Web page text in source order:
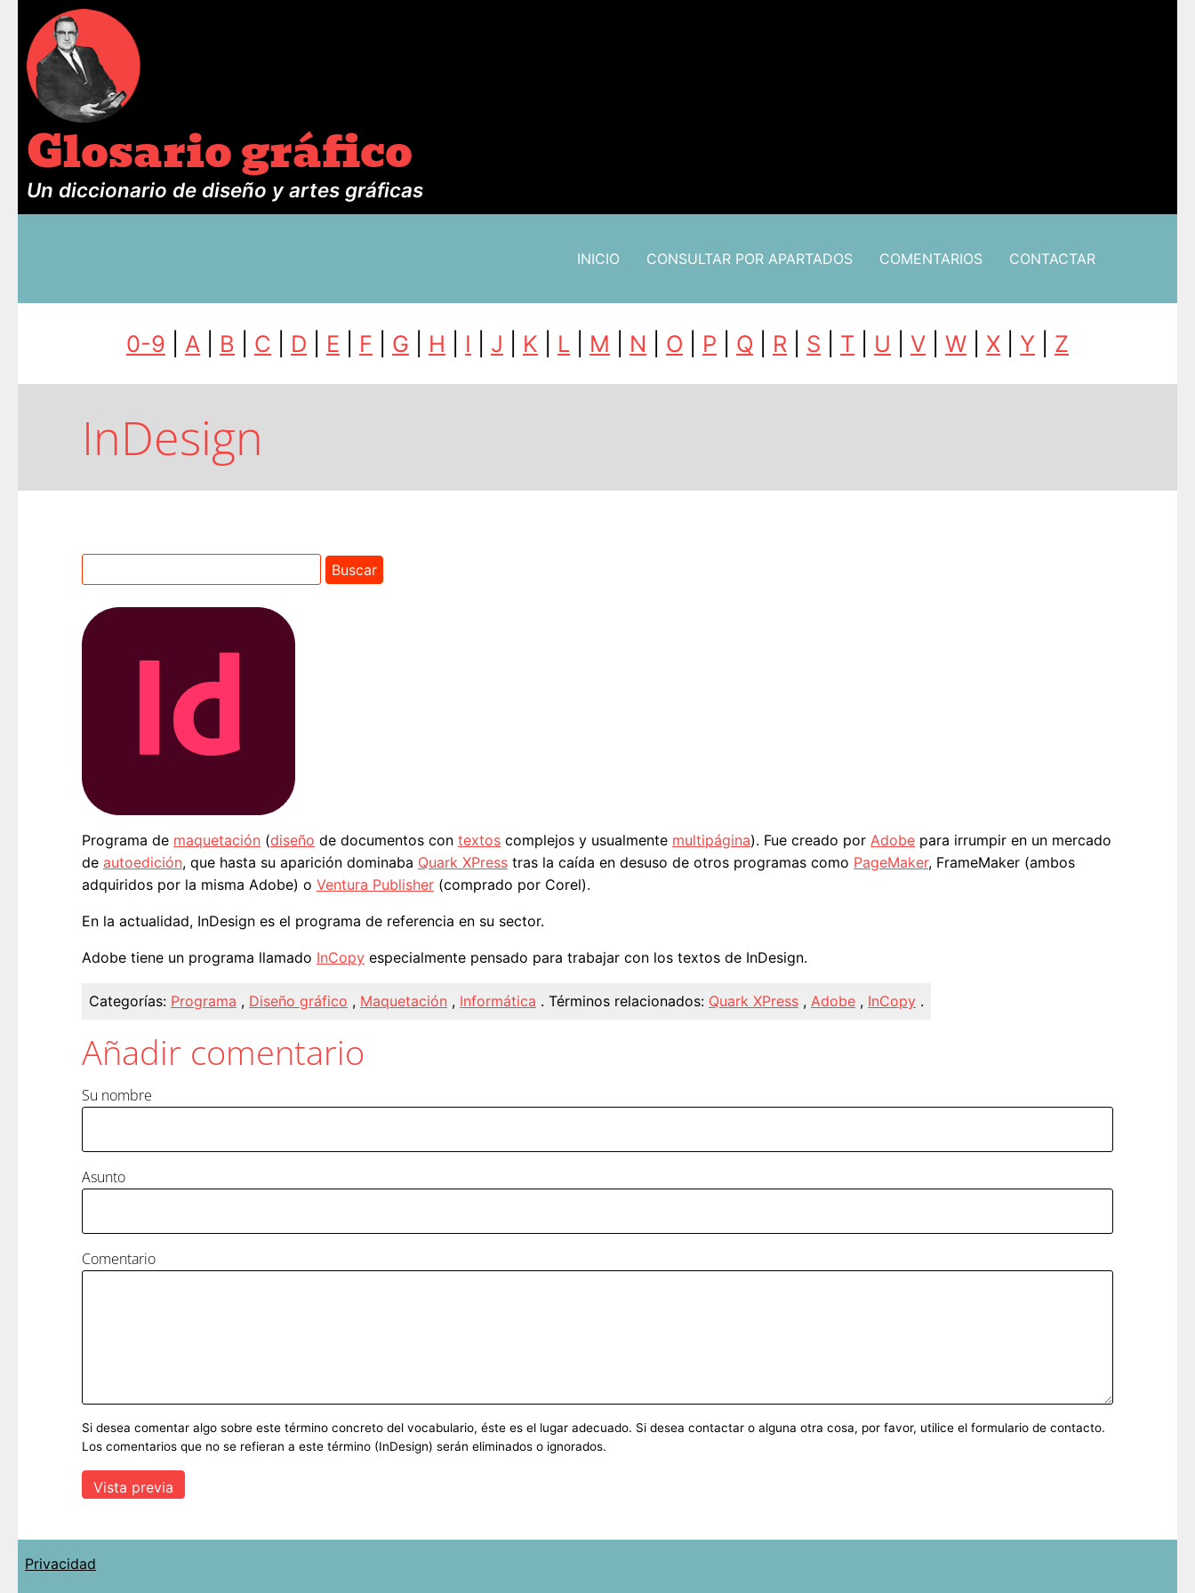
Glosario gráfico
Un diccionario de diseño y artes gráficas
INICIO CONSULTAR POR APARTADOS COMENTARIOS CONTACTAR
0-9 A B C D E F G H I J K L M N O P Q R S T U V W X Y Z
InDesign
Programa de maquetación (diseño de documentos con textos complejos y usualmente multipágina). Fue creado por Adobe para irrumpir en un mercado
de autoedición, que hasta su aparición dominaba Quark XPress tras la caída en desuso de otros programas como PageMaker, FrameMaker (ambos
adquiridos por la misma Adobe) o Ventura Publisher (comprado por Corel).
En la actualidad, InDesign es el programa de referencia en su sector.
Adobe tiene un programa llamado InCopy especialmente pensado para trabajar con los textos de InDesign.
Categorías: Programa , Diseño gráfico , Maquetación , Informática . Términos relacionados: Quark XPress , Adobe , InCopy .
Añadir comentario
Su nombre
Asunto
Comentario
Si desea comentar algo sobre este término concreto del vocabulario, éste es el lugar adecuado. Si desea contactar o alguna otra cosa, por favor, utilice el formulario de contacto.
Los comentarios que no se refieran a este término (InDesign) serán eliminados o ignorados.
Privacidad